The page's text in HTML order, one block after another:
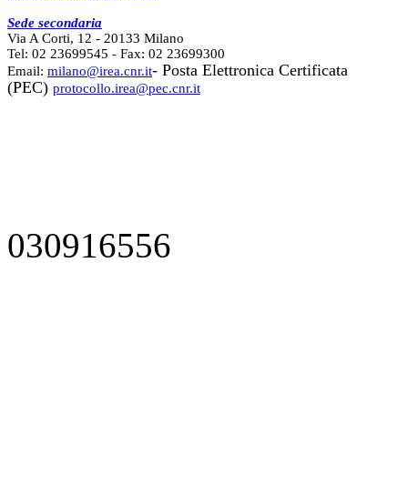
Sede secondaria
Via A Corti, 12 - 20133 Milano
Tel: 02 23699545 - Fax: 02 23699300
Email: milano@irea.cnr.it- Posta Elettronica Certificata
(PEC) protocollo.irea@pec.cnr.it
030916556